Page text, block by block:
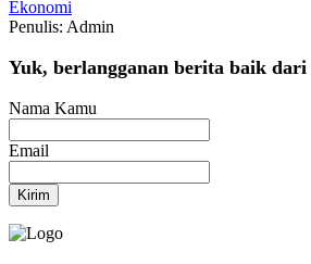
Ekonomi
Penulis: Admin
Yuk, berlangganan berita baik
Nama Kamu
Email
Kirim